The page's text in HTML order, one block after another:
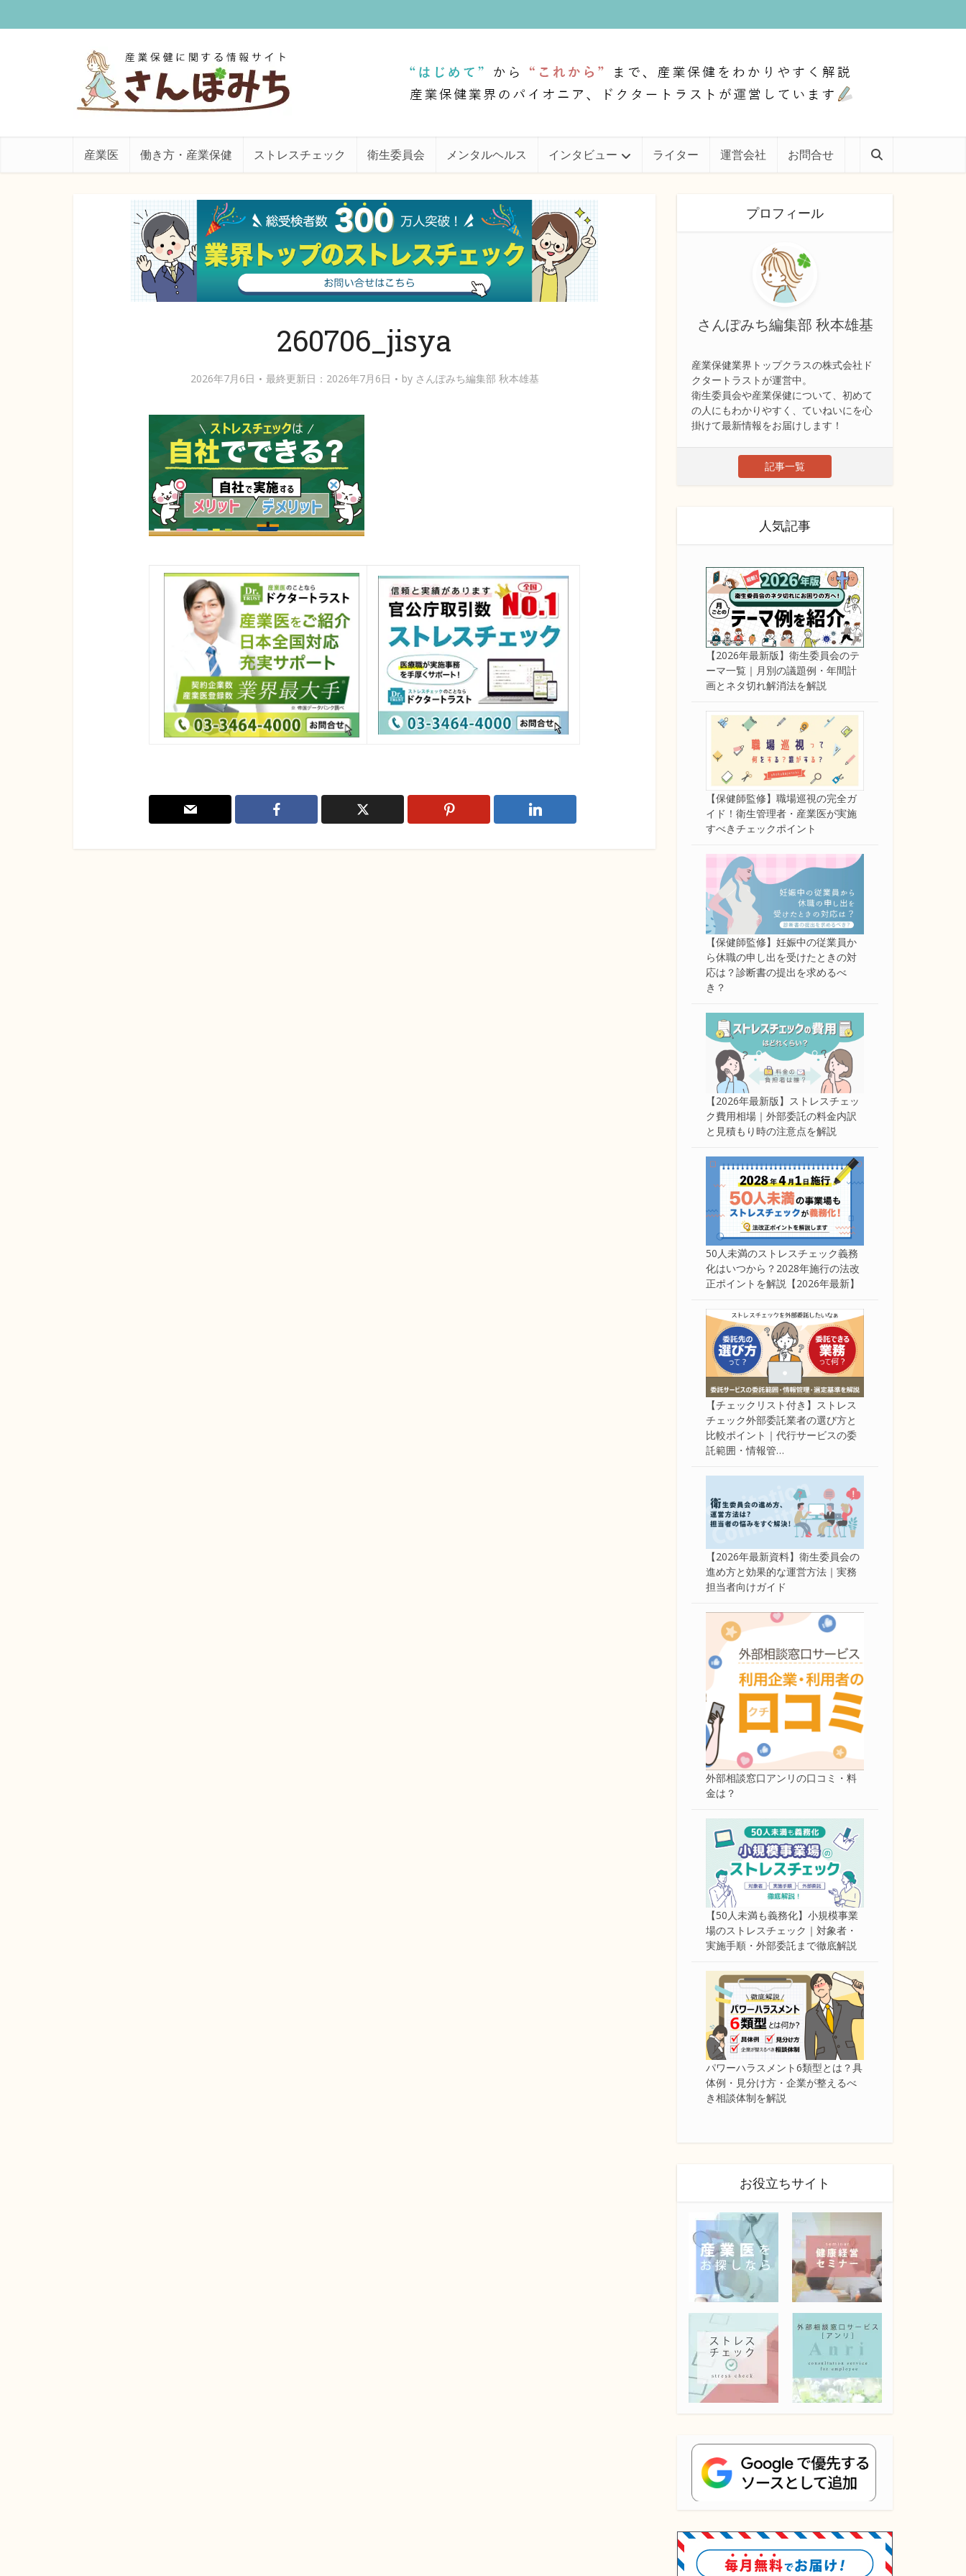
産業医 働き方・産業保健 ストレスチェック 衛生委員会 メンタルヘルス インタビュー ライター 運営会社 お問合せ
260706_jisya
2026年7月6日 最終更新日：2026年7月6日 by さんぽみち編集部 秋本雄基
プロフィール
さんぽみち編集部 秋本雄基
産業保健業界トップクラスの株式会社ド
クタートラストが運営中。
衛生委員会や産業保健について、初めて
の人にもわかりやすく、ていねいにを心
掛けて最新情報をお届けします！
記事一覧
人気記事
【2026年最新版】衛生委員会のテ
ーマ一覧｜月別の議題例・年間計
画とネタ切れ解消法を解説
【保健師監修】職場巡視の完全ガ
イド！衛生管理者・産業医が実施
すべきチェックポイント
【保健師監修】妊娠中の従業員か
ら休職の申し出を受けたときの対
応は？診断書の提出を求めるべ
き？
【2026年最新版】ストレスチェッ
ク費用相場｜外部委託の料金内訳
と見積もり時の注意点を解説
50人未満のストレスチェック義務
化はいつから？2028年施行の法改
正ポイントを解説【2026年最新】
【チェックリスト付き】ストレス
チェック外部委託業者の選び方と
比較ポイント｜代行サービスの委
託範囲・情報管…
【2026年最新資料】衛生委員会の
進め方と効果的な運営方法｜実務
担当者向けガイド
外部相談窓口アンリの口コミ・料
金は？
【50人未満も義務化】小規模事業
場のストレスチェック｜対象者・
実施手順・外部委託まで徹底解説
パワーハラスメント6類型とは？具
体例・見分け方・企業が整えるべ
き相談体制を解説
お役立ちサイト